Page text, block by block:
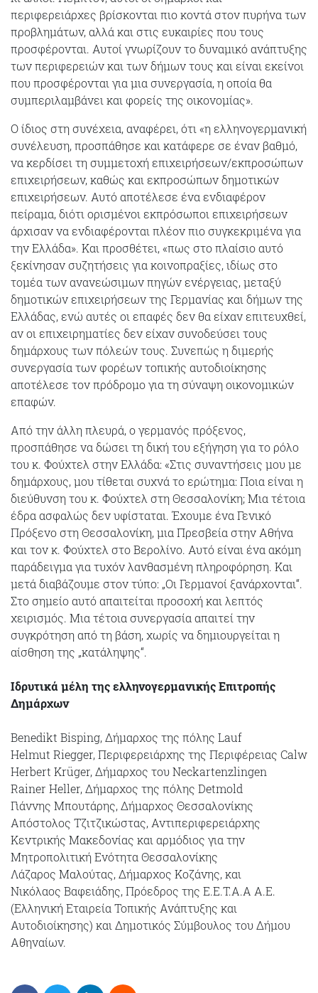
περιφερειάρχες βρίσκονται πιο κοντά στον πυρήνα των
προβλημάτων, αλλά και στις ευκαιρίες που τους
προσφέρονται. Αυτοί γνωρίζουν το δυναμικό ανάπτυξης
των περιφερειών και των δήμων τους και είναι εκείνοι
που προσφέρονται για μια συνεργασία, η οποία θα
συμπεριλαμβάνει και φορείς της οικονομίας».
Ο ίδιος στη συνέχεια, αναφέρει, ότι «η ελληνογερμανική
συνέλευση, προσπάθησε και κατάφερε σε έναν βαθμό,
να κερδίσει τη συμμετοχή επιχειρήσεων/εκπροσώπων
επιχειρήσεων, καθώς και εκπροσώπων δημοτικών
επιχειρήσεων. Αυτό αποτέλεσε ένα ενδιαφέρον
πείραμα, διότι ορισμένοι εκπρόσωποι επιχειρήσεων
άρχισαν να ενδιαφέρονται πλέον πιο συγκεκριμένα για
την Ελλάδα». Και προσθέτει, «πως στο πλαίσιο αυτό
ξεκίνησαν συζητήσεις για κοινοπραξίες, ιδίως στο
τομέα των ανανεώσιμων πηγών ενέργειας, μεταξύ
δημοτικών επιχειρήσεων της Γερμανίας και δήμων της
Ελλάδας, ενώ αυτές οι επαφές δεν θα είχαν επιτευχθεί,
αν οι επιχειρηματίες δεν είχαν συνοδεύσει τους
δημάρχους των πόλεών τους. Συνεπώς η διμερής
συνεργασία των φορέων τοπικής αυτοδιοίκησης
αποτέλεσε τον πρόδρομο για τη σύναψη οικονομικών
επαφών.
Από την άλλη πλευρά, ο γερμανός πρόξενος,
προσπάθησε να δώσει τη δική του εξήγηση για το ρόλο
του κ. Φούχτελ στην Ελλάδα: «Στις συναντήσεις μου με
δημάρχους, μου τίθεται συχνά το ερώτημα: Ποια είναι η
διεύθυνση του κ. Φούχτελ στη Θεσσαλονίκη; Μια τέτοια
έδρα ασφαλώς δεν υφίσταται. Έχουμε ένα Γενικό
Πρόξενο στη Θεσσαλονίκη, μια Πρεσβεία στην Αθήνα
και τον κ. Φούχτελ στο Βερολίνο. Αυτό είναι ένα ακόμη
παράδειγμα για τυχόν λανθασμένη πληροφόρηση. Και
μετά διαβάζουμε στον τύπο: „Οι Γερμανοί ξανάρχονται“.
Στο σημείο αυτό απαιτείται προσοχή και λεπτός
χειρισμός. Μια τέτοια συνεργασία απαιτεί την
συγκρότηση από τη βάση, χωρίς να δημιουργείται η
αίσθηση της „κατάληψης“.
Ιδρυτικά μέλη της ελληνογερμανικής Επιτροπής
Δημάρχων
Benedikt Bisping, Δήμαρχος της πόλης Lauf
Helmut Riegger, Περιφερειάρχης της Περιφέρειας Calw
Herbert Krüger, Δήμαρχος του Neckartenzlingen
Rainer Heller, Δήμαρχος της πόλης Detmold
Γιάννης Μπουτάρης, Δήμαρχος Θεσσαλονίκης
Απόστολος Τζιτζικώστας, Αντιπεριφερειάρχης
Κεντρικής Μακεδονίας και αρμόδιος για την
Μητροπολιτική Ενότητα Θεσσαλονίκης
Λάζαρος Μαλούτας, Δήμαρχος Κοζάνης, και
Νικόλαος Βαφειάδης, Πρόεδρος της Ε.Ε.Τ.Α.Α A.E.
(Ελληνική Εταιρεία Τοπικής Ανάπτυξης και
Αυτοδιοίκησης) και Δημοτικός Σύμβουλος του Δήμου
Αθηναίων.